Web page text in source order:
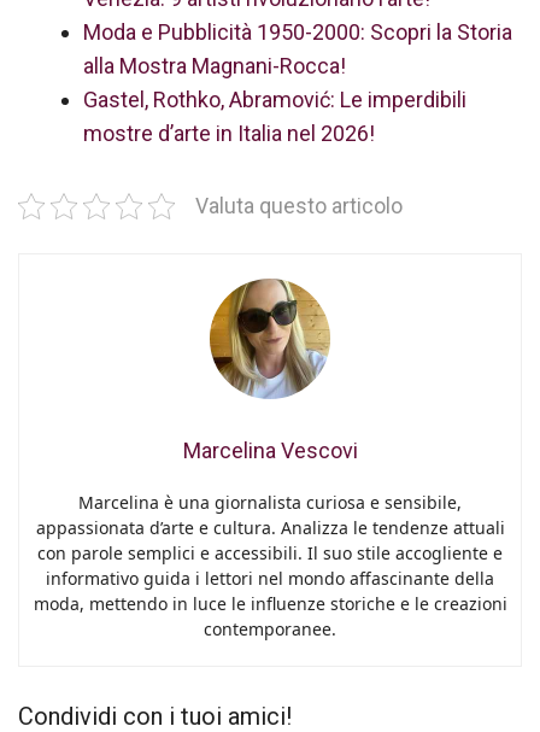
Moda e Pubblicità 1950-2000: Scopri la Storia
alla Mostra Magnani-Rocca!
Gastel, Rothko, Abramović: Le imperdibili
mostre d’arte in Italia nel 2026!
Valuta questo articolo
Marcelina Vescovi
Marcelina è una giornalista curiosa e sensibile,
appassionata d’arte e cultura. Analizza le tendenze attuali
con parole semplici e accessibili. Il suo stile accogliente e
informativo guida i lettori nel mondo affascinante della
moda, mettendo in luce le influenze storiche e le creazioni
contemporanee.
Condividi con i tuoi amici!